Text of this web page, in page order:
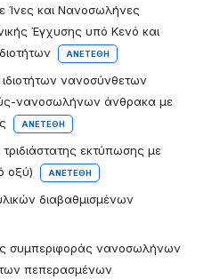
Ίνες και Νανοσωλήνες
Έγχυσης υπό Κενό και
ΑΝΕΤΈΘΗ
νανοσύνθετων
νανοσωλήνων άνθρακα με
ΑΝΕΤΈΘΗ
εκτύπωσης με
οξύ)
ΑΝΕΤΈΘΗ
διαβαθμισμένων
συμπεριφοράς νανοσωλήνων
πεπερασμένων